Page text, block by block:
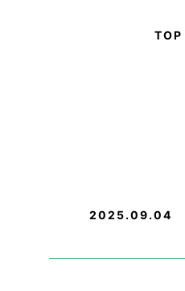
TOP
2025.09.04